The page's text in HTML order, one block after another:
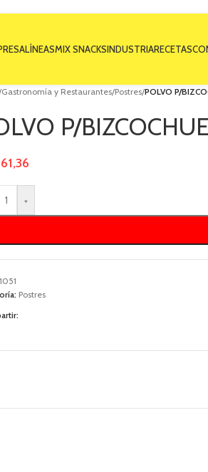
LÍNEASMIX SNACKSINDUSTRIARECETAS
Gastronomía y Restaurantes/Postres/POLVO P/
P/
+
1051
Postres